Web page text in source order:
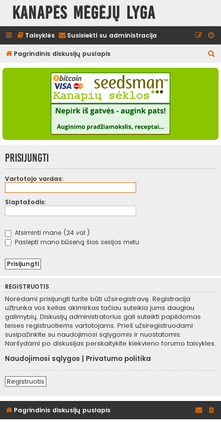
Kanapės mėgėjų lyga
Taisyklės Susisiekti su administracija
Pagrindinis diskusijų puslapis
e
Prisijungti
Vartotojo vardas:
Slaptažodis:
Atsiminti mane (24 val.)
Paslėpti mano būseną šios sesijos metu
REGISTRUOTIS
Norėdami prisijungti turite būti užsiregistravę. Registracija
užtrunka vos kelias akimirkas tačiau suteikia jums daugiau
galimybių. Diskusijų administratorius gali suteikti papildomas
teises registruotiems vartotojams. Prieš užsiregistruodami
susipažinkite su naudojimosi sąlygomis ir nuostatomis.
Naršydami po diskusijas perskaitykite kiekvieno forumo taisykles.
Naudojimosi sąlygos
Privatumo politika
Registruotis
Pagrindinis diskusijų puslapis